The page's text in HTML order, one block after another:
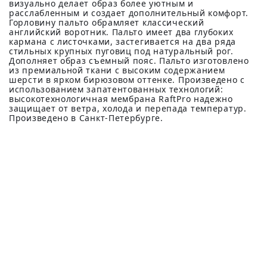
визуально делает образ более уютным и
расслабленным и создает дополнительный комфорт.
Горловину пальто обрамляет классический
английский воротник. Пальто имеет два глубоких
кармана с листочками, застегивается на два ряда
стильных крупных пуговиц под натуральный рог.
Дополняет образ съемный пояс. Пальто изготовлено
из премиальной ткани с высоким содержанием
шерсти в ярком бирюзовом оттенке. Произведено с
использованием запатентованных технологий:
высокотехнологичная мембрана RaftPro надежно
защищает от ветра, холода и перепада температур.
Произведено в Санкт-Петербурге.